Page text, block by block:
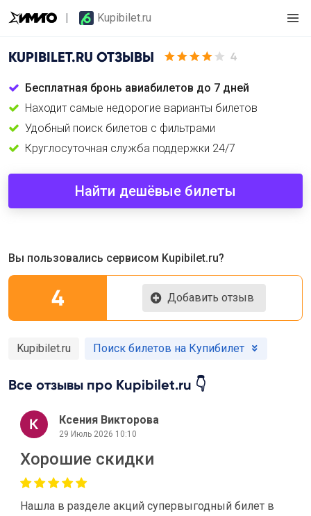
Kupibilet.ru
KUPIBILET.RU ОТЗЫВЫ 4
Бесплатная бронь авиабилетов до 7 дней
Находит самые недорогие варианты билетов
Удобный поиск билетов с фильтрами
Круглосуточная служба поддержки 24/7
Найти дешёвые билеты
Вы пользовались сервисом Kupibilet.ru?
4 Добавить отзыв
Kupibilet.ru Поиск билетов на Купибилет
Все отзывы про Kupibilet.ru 👇
Ксения Викторова
29 Июль 2026 10:10
Хорошие скидки
Нашла в разделе акций супервыгодный билет в